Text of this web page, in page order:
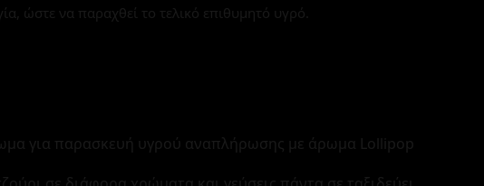
ώστε να παραχθεί το τελικό επιθυμητό υγρό.
για παρασκευή υγρού αναπλήρωσης με άρωμα Lollipop